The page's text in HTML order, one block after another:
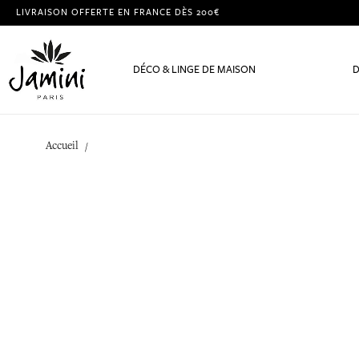
LIVRAISON OFFERTE EN FRANCE DÈS 200€
DÉCO & LINGE DE MAISON
Accueil